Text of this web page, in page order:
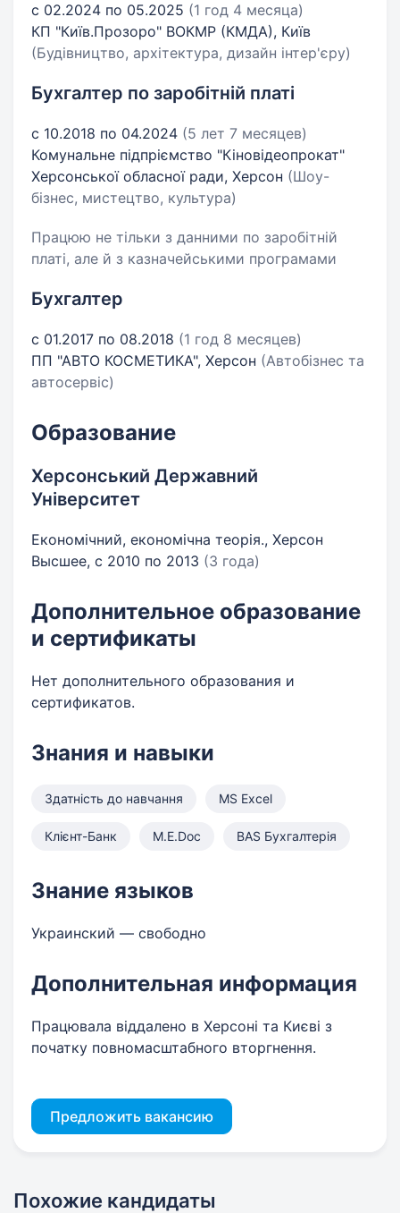
с 02.2024 по 05.2025 (1 год 4 месяца)
КП "Київ.Прозоро" ВОКМР (КМДА), Київ
(Будівництво, архітектура, дизайн інтер'єру)
Бухгалтер по заробітній платі
с 10.2018 по 04.2024 (5 лет 7 месяцев)
Комунальне підпріємство "Кіновідеопрокат"
Херсонської обласної ради, Херсон (Шоу-
бізнес, мистецтво, культура)
Працюю не тільки з данними по заробітній
платі, але й з казначейськими програмами
Бухгалтер
с 01.2017 по 08.2018 (1 год 8 месяцев)
ПП "АВТО КОСМЕТИКА", Херсон (Автобізнес та
автосервіс)
Образование
Херсонський Державний
Університет
Економічний, економічна теорія., Херсон
Высшее, с 2010 по 2013 (3 года)
Дополнительное образование
и сертификаты
Нет дополнительного образования и
сертификатов.
Знания и навыки
Здатність до навчання MS Excel
Клієнт-Банк M.E.Doc BAS Бухгалтерія
Знание языков
Украинский — свободно
Дополнительная информация
Працювала віддалено в Херсоні та Києві з
початку повномасштабного вторгнення.
Предложить вакансию
Похожие кандидаты